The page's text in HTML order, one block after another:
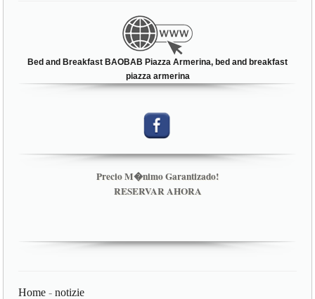
Bed and Breakfast BAOBAB Piazza Armerina, bed and breakfast
piazza armerina
Precio M�nimo Garantizado!
RESERVAR AHORA
Home -notizie